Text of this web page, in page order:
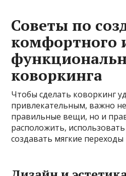
Советы по
комфортного
коворкинга
Чтобы сделать коворкинг
привлекательным, важно
правильные вещи, но и
расположить,
создавать мягкие